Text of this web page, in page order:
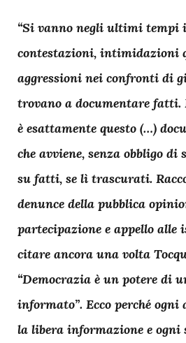
“Si vanno negli ultimi tempi
contestazioni, intimidazioni
aggressioni nei confronti di
trovano a documentare fatti.
è esattamente questo (…)
che avviene, senza obbligo
su fatti, se lì trascurati.
denunce della pubblica
partecipazione e appello
citare ancora una volta
“Democrazia è un potere di
informato”. Ecco perché
la libera informazione e ogni